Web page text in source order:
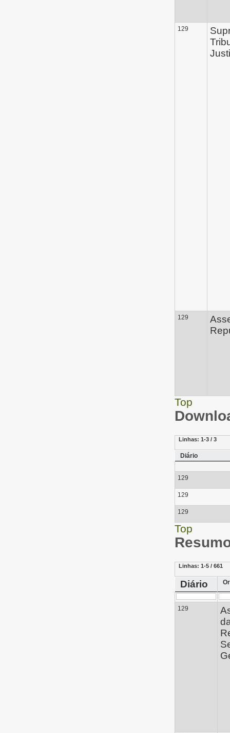
129
129
Top
Linhas: 1-3 / 3
Diário
129
129
129
Top
Linhas: 1-5 / 661
Diário
129